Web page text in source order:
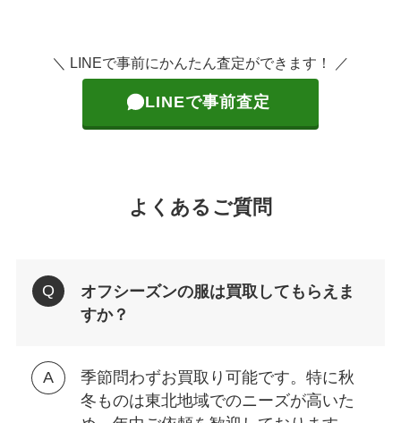
＼ LINEで事前にかんたん査定ができます！ ／
LINEで事前査定
よくあるご質問
オフシーズンの服は買取してもらえま
すか？
季節問わずお買取り可能です。特に秋
冬ものは東北地域でのニーズが高いた